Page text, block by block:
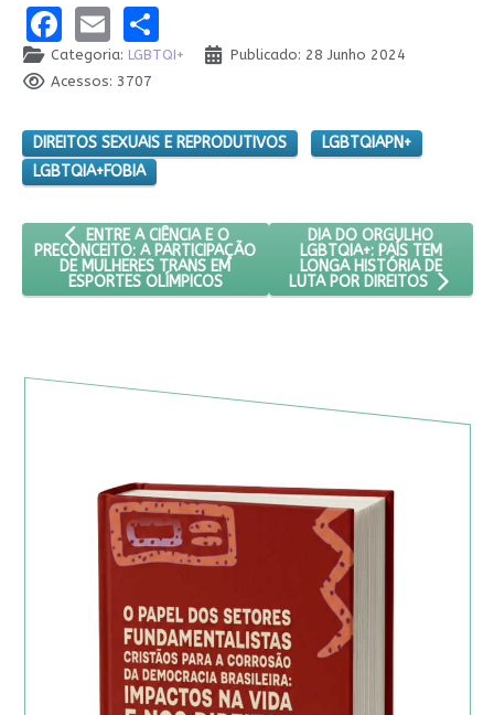
Facebook
EmailShare
Categoria: LGBTQI+
Publicado: 28 Junho 2024
Acessos: 3707
DIREITOS SEXUAIS E REPRODUTIVOS
LGBTQIAPN+
LGBTQIA+FOBIA
ARTIGO ANTERIOR: ENTRE A CIÊNCIA E O PRECONCEITO: A
ENTRE A CIÊNCIA E O
PRECONCEITO: A PARTICIPAÇÃO
DE MULHERES TRANS EM
ESPORTES OLÍMPICOS
PRÓXIMO ARTIGO: DIA
DIA DO ORGULHO
LGBTQIA+: PAÍS TEM
LONGA HISTÓRIA DE
LUTA POR DIREITOS